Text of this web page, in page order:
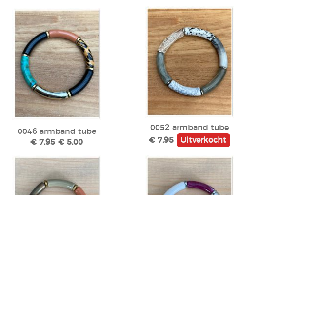
0046 armband tube
€ 7,95 € 5,00
0052 armband tube
€ 7,95
Uitverkocht